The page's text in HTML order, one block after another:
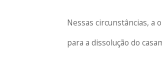
Nessas circunstâncias, a
para a dissolução do